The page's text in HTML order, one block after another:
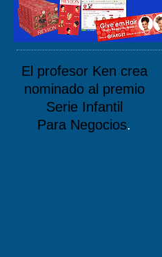
El profesor Ken crea
nominado al premio
Serie Infantil
Para Negocios.